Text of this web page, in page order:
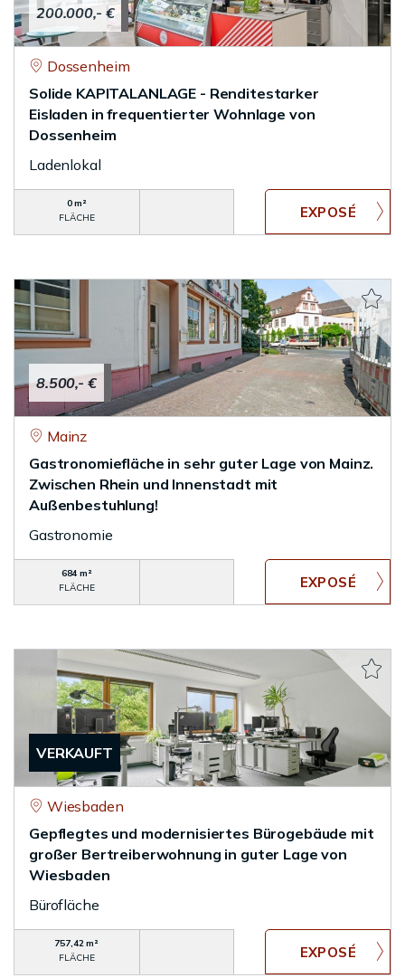
200.000,- €
Dossenheim
Solide KAPITALANLAGE - Renditestarker
Eisladen in frequentierter Wohnlage von
Dossenheim
Ladenlokal
0 m²
FLÄCHE
8.500,- €
Mainz
Gastronomiefläche in sehr guter Lage von Mainz.
Zwischen Rhein und Innenstadt mit
Außenbestuhlung!
Gastronomie
684 m²
FLÄCHE
VERKAUFT
Wiesbaden
Gepflegtes und modernisiertes Bürogebäude mit
großer Bertreiberwohnung in guter Lage von
Wiesbaden
Bürofläche
757,42 m²
FLÄCHE